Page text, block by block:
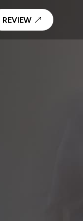
REVIEW